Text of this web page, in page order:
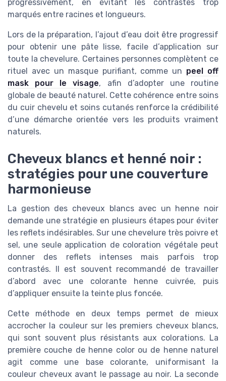
progressivement, en évitant les contrastes trop
marqués entre racines et longueurs.
Lors de la préparation, l’ajout d’eau doit être progressif
pour obtenir une pâte lisse, facile d’application sur
toute la chevelure. Certaines personnes complètent ce
rituel avec un masque purifiant, comme un peel off
mask pour le visage, afin d’adopter une routine
globale de beauté naturel. Cette cohérence entre soins
du cuir chevelu et soins cutanés renforce la crédibilité
d’une démarche orientée vers les produits vraiment
naturels.
Cheveux blancs et henné noir :
stratégies pour une couverture
harmonieuse
La gestion des cheveux blancs avec un henne noir
demande une stratégie en plusieurs étapes pour éviter
les reflets indésirables. Sur une chevelure très poivre et
sel, une seule application de coloration végétale peut
donner des reflets intenses mais parfois trop
contrastés. Il est souvent recommandé de travailler
d’abord avec une colorante henne cuivrée, puis
d’appliquer ensuite la teinte plus foncée.
Cette méthode en deux temps permet de mieux
accrocher la couleur sur les premiers cheveux blancs,
qui sont souvent plus résistants aux colorations. La
première couche de henne color ou de henne naturel
agit comme une base colorante, uniformisant la
couleur cheveux avant le passage au noir. La seconde